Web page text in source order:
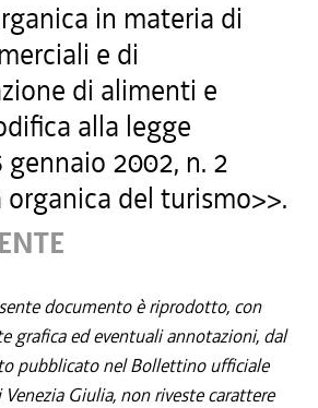
in materia di
e di
di alimenti e
alla legge
2002, n. 2
del turismo>>.
documento è riprodotto, con
grafica ed eventuali annotazioni, dal
pubblicato nel Bollettino ufficiale
Giulia, non riveste carattere